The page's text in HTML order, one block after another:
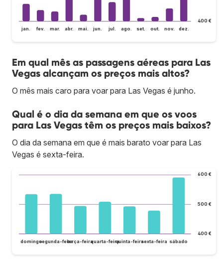
400 €
jan. fev. mar. abr. mai. jun. jul. ago. set. out. nov. dez.
Em qual mês as passagens aéreas para Las
Vegas alcançam os preços mais altos?
O mês mais caro para voar para Las Vegas é junho.
Qual é o dia da semana em que os voos
para Las Vegas têm os preços mais baixos?
O dia da semana em que é mais barato voar para Las
Vegas é sexta-feira.
400 €
500 €
600 €
domingosegunda-feiraterça-feiraquarta-feiraquinta-feirasexta-feira sábado